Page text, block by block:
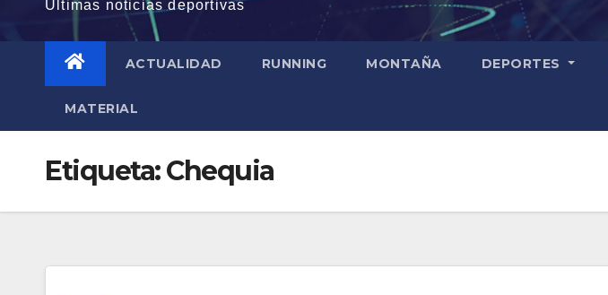
Últimas noticias deportivas
ACTUALIDAD RUNNING MONTAÑA DEPORTES
MATERIAL
Etiqueta:Chequia